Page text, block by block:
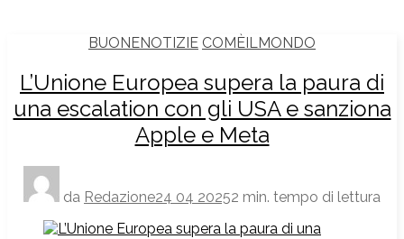
BUONENOTIZIE COMÈILMONDO
L’Unione Europea supera la paura di
una escalation con gli USA e sanziona
Apple e Meta
da Redazione24 04 20252 min. tempo di lettura